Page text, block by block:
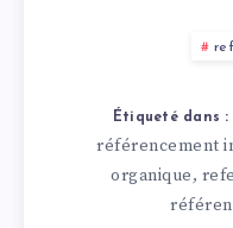
Étiqueté dans :
référencement
organique,